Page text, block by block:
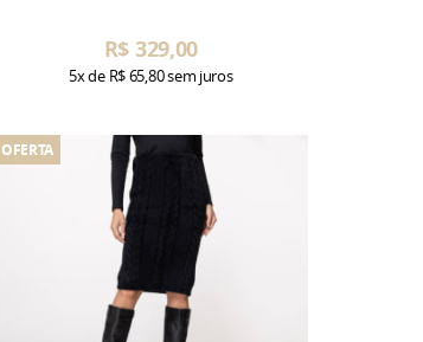
R$ 329,00
5xde R$ 65,80sem juros
OFERTA